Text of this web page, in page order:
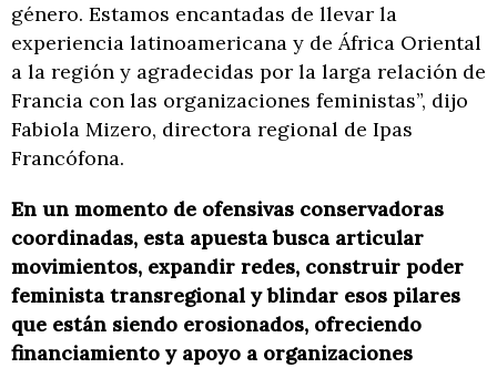
género. Estamos encantadas de llevar la
experiencia latinoamericana y de África Oriental
a la región y agradecidas por la larga relación de
Francia con las organizaciones feministas”, dijo
Fabiola Mizero, directora regional de Ipas
Francófona.
En un momento de ofensivas conservadoras
coordinadas, esta apuesta busca articular
movimientos, expandir redes, construir poder
feminista transregional y blindar esos pilares
que están siendo erosionados, ofreciendo
financiamiento y apoyo a organizaciones